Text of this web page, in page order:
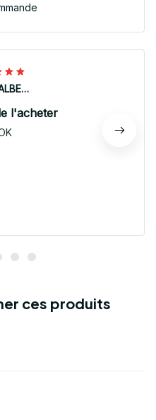
Joseph ALBERTINI
l'acheter
ces produits